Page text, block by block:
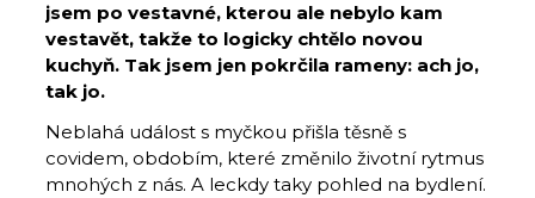
jsem po vestavné, kterou ale nebylo kam
vestavět, takže to logicky chtělo novou
kuchyň. Tak jsem jen pokrčila rameny: ach jo,
tak jo.
Neblahá událost s myčkou přišla těsně s
covidem, obdobím, které změnilo životní rytmus
mnohých z nás. A leckdy taky pohled na bydlení.